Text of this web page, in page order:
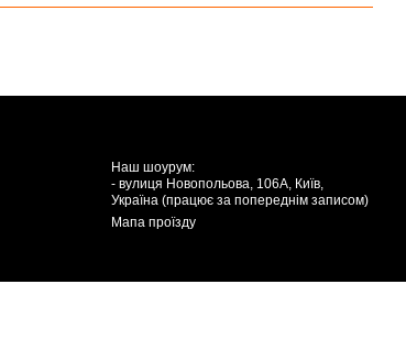
Наш шоурум:
- вулиця Новопольова, 106А, Київ,
Україна (працює за попереднім записом)
Мапа проїзду